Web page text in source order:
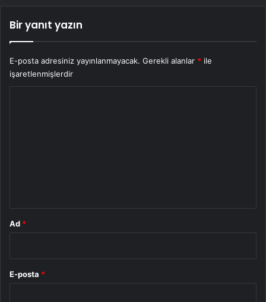
Bir yanıt yazın
E-posta adresiniz yayınlanmayacak. Gerekli alanlar * ile
işaretlenmişlerdir
Ad *
E-posta *